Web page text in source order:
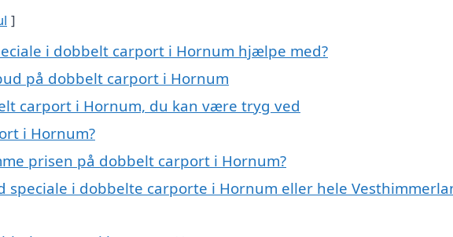
i dobbelt carport i Hornum hjælpe med?
på dobbelt carport i Hornum
carport i Hornum, du kan være tryg ved
i Hornum?
prisen på dobbelt carport i Hornum?
speciale i dobbelte carporte i Hornum eller hele